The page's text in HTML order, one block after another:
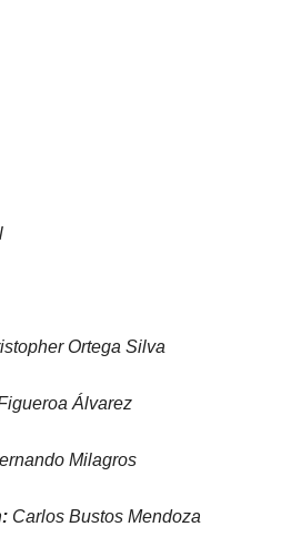
Ortega Silva
Álvarez
Milagros
Carlos Bustos Mendoza